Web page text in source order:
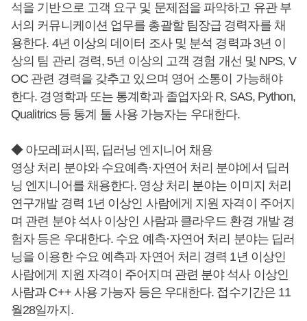
석을 기반으로 고객 요구 및 문제점을 파악하고 유관 부
서의 커뮤니케이션 업무를 총괄할 팀장급 경력자를 채
용한다. 4년 이상의 데이터 조사 및 분석 경력과 3년 이
상의 팀 관리 경력, 5년 이상의 고객 경험 개선 및 NPS, V
OC 관련 경력을 갖추고 있으며 영어 소통이 가능해야
한다. 경영학과 또는 통계학과 졸업자와 R, SAS, Python,
Qualitrics 등 통계 툴 사용 가능자는 우대한다.
◆ 아모레퍼시픽, 딥러닝 엔지니어 채용
영상 처리 분야와 수요예측·자연어 처리 분야에서 딥러
닝 엔지니어를 채용한다. 영상 처리 분야는 이미지 처리
연구개발 경력 1년 이상인 사람에게 지원 자격이 주어지
며 관련 분야 석사 이상인 사람과 클라우드 환경 개발 경
험자 등은 우대한다. 수요 예측·자연어 처리 분야는 딥러
닝을 이용한 수요 예측과 자연어 처리 경력 1년 이상인
사람에게 지원 자격이 주어지며 관련 분야 석사 이상인
사람과 C++ 사용 가능자 등은 우대한다. 접수기간은 11
월28일까지.